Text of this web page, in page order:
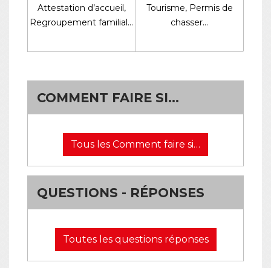
Attestation d’accueil,
Regroupement familial…
Tourisme, Permis de
chasser…
COMMENT FAIRE SI…
Tous les Comment faire si…
QUESTIONS - RÉPONSES
Toutes les questions réponses